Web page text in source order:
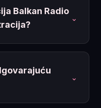
Balkan Radio
⌄
⌄